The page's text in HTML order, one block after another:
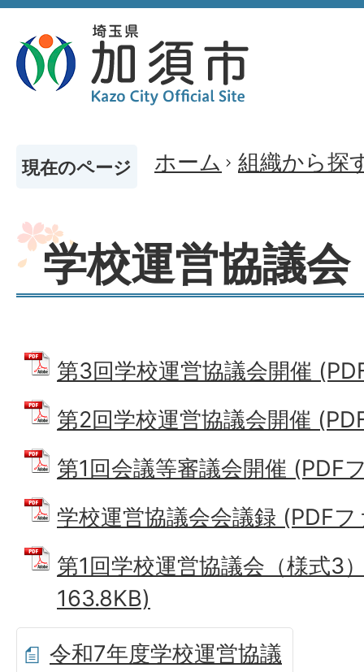
現在のページ ホーム 組織から探
学校運営協議会
第3回学校運営協議会開催
第2回学校運営協議会開催
第1回会議等審議会開催 (PDF
学校運営協議会会議録 (PDF
第1回学校運営協議会（様式3
163.8KB)
令和7年度学校運営協議